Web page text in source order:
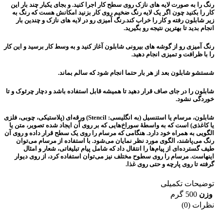
رنگ را به صورت لایه های نازک روی سطح کار اجرا کنید. و بجای یکبار چند بار این
کار را بکنید چون اگر یک لایه رنگ ضخیم روی کار بزنید امکانش هست که رنگ به
زیر شابلون رفته و کار را خراب کند.رنگ آمیزی رو در لایه های نازک و چندین بار
انجام بدید تا بهترین نتیجه رو بگیرید.
رنگ آمیزی رو از گوشه های بیرونی شابلون آغاز کنید و به وسط کار برسید و این کار
را با ظرافت و تمیزی انجام دهید.
شستشو شابلون بعد از هر بار حتما انجام شود که سالم بماند.
شابلون را در جای صاف قرار دهید تا همیشه قابل استفاده باشد و دچار چرئوک و تا
خوردگی نشود.
شابلون، مرسام یا استنسیل (به انگلیسی: Stencil) ورقه‌ای (پلاستیکی، چوبی، فلزی
یا کاغذی) است که به واسطهٔ سوراخ‌هایی که بر روی آن ایجاد شده تصویر، متن یا
الگویی به همراه خود دارد. هنگامی که مرسام را روی یک سطح قرار داده و روی آن
رنگ می‌پاشند، الگوی مورد نظر نمایان می‌شود. با استفاده از مرسام می‌توان
طیف گسترده‌ای از پیام‌ها را انتقال داد که شامل پیام تبلیغاتی، شعار و امثال
اینهاست. مرسام را روی سطوح مختلف نیز می‌توان استفاده کرد، از روی دیوار
گرفته تا روی پارچه و حتی روی غذا.
توضیحات تکمیلی
وزن 500 گرم
نظرات (0)